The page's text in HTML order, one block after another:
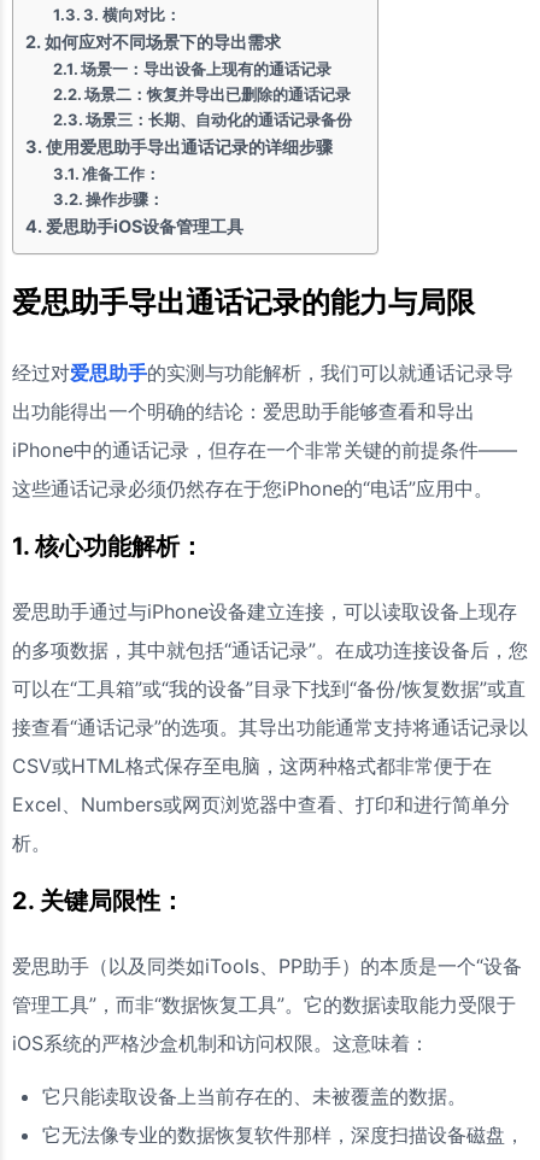
3. 横向对比：
如何应对不同场景下的导出需求
场景一：导出设备上现有的通话记录
场景二：恢复并导出已删除的通话记录
场景三：长期、自动化的通话记录备份
使用爱思助手导出通话记录的详细步骤
准备工作：
操作步骤：
爱思助手iOS设备管理工具
爱思助手导出通话记录的能力与局限
经过对爱思助手的实测与功能解析，我们可以就通话记录导
出功能得出一个明确的结论：爱思助手能够查看和导出
iPhone中的通话记录，但存在一个非常关键的前提条件——
这些通话记录必须仍然存在于您iPhone的“电话”应用中。
1. 核心功能解析：
爱思助手通过与iPhone设备建立连接，可以读取设备上现存
的多项数据，其中就包括“通话记录”。在成功连接设备后，您
可以在“工具箱”或“我的设备”目录下找到“备份/恢复数据”或直
接查看“通话记录”的选项。其导出功能通常支持将通话记录以
CSV或HTML格式保存至电脑，这两种格式都非常便于在
Excel、Numbers或网页浏览器中查看、打印和进行简单分
析。
2. 关键局限性：
爱思助手（以及同类如iTools、PP助手）的本质是一个“设备
管理工具”，而非“数据恢复工具”。它的数据读取能力受限于
iOS系统的严格沙盒机制和访问权限。这意味着：
它只能读取设备上当前存在的、未被覆盖的数据。
它无法像专业的数据恢复软件那样，深度扫描设备磁盘，